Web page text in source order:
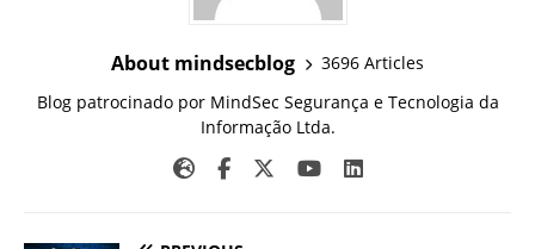
About mindsecblog
3696 Articles
Blog patrocinado por MindSec Segurança e Tecnologia da
Informação Ltda.